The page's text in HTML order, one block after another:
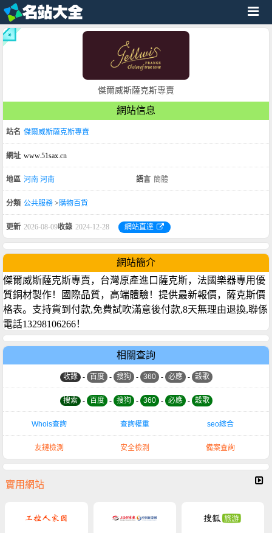
傑爾威斯薩克斯專賣
網站信息
站名 傑爾威斯薩克斯專賣
網址 www.51sax.cn
地區 河南 河南 語言 簡體
分類 公共服務 >購物百貨
更新 2026-08-09收錄 2024-12-28 網站直達
網站簡介
傑爾威斯薩克斯專賣，台灣原產進口薩克斯，法國樂器專用優
質銅材製作！國際品質，高端體驗！提供最新報價，薩克斯價
格表。支持貨到付款,免費試吹滿意後付款,8天無理由退換,聯係
電話13298106266！
相關查詢
收錄 - 百度 - 搜狗 - 360 - 必應 - 穀歌
搜索 - 百度 - 搜狗 - 360 - 必應 - 穀歌
Whois查詢 查詢權重 seo綜合
友鏈檢測 安全檢測 備案查詢
實用網站